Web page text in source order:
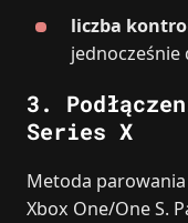
liczba
jednocześnie
3.
Series X
Metoda
Xbox One/One S.